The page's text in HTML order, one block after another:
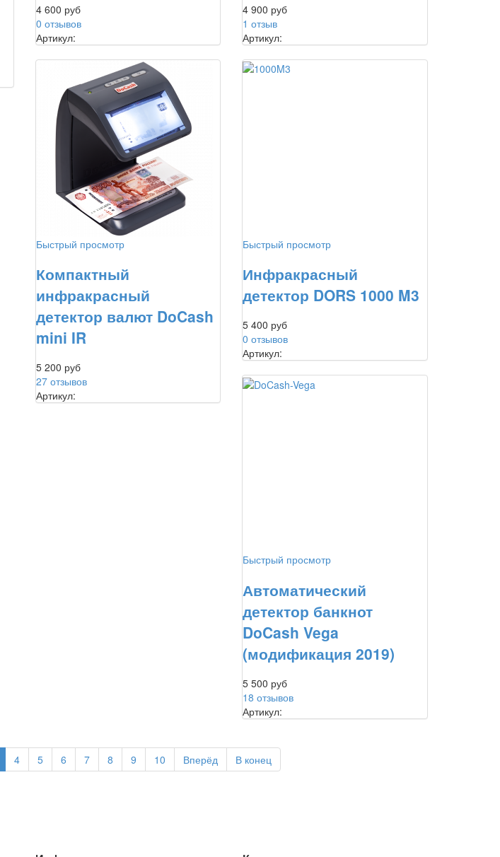
4 600 руб
0 отзывов
Артикул:
4 900 руб
1 отзыв
Артикул:
Быстрый просмотр
Компактный
инфракрасный
детектор валют DoCash
mini IR
5 200 руб
27 отзывов
Артикул:
Быстрый просмотр
Инфракрасный
детектор DORS 1000 M3
5 400 руб
0 отзывов
Артикул:
Быстрый просмотр
Автоматический
детектор банкнот
DoCash Vega
(модификация 2019)
5 500 руб
18 отзывов
Артикул:
4 5 6 7 8 9 10 Вперёд В конец